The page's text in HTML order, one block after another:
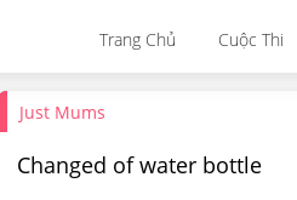
Trang Chủ Cuộc Thi
Just Mums
Changed of water bottle